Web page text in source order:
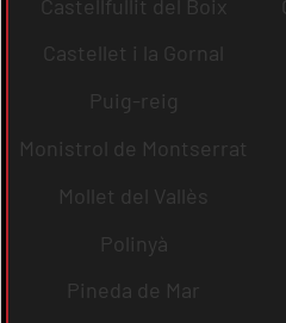
Castellfullit del Boix
Castellet i la Gornal
Puig-reig
Monistrol de Montserrat
Mollet del Vallès
Polinyà
Pineda de Mar